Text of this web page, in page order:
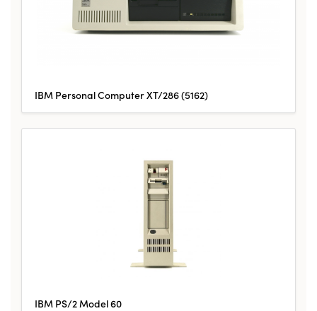
IBM Personal Computer XT/286 (5162)
IBM PS/2 Model 60